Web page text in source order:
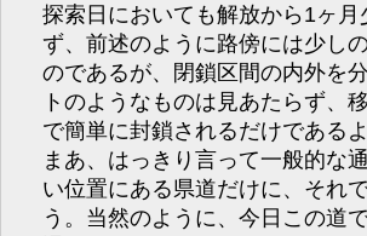
探索日においても解放から1ヶ
ず、前述のように路傍には少し
のであるが、閉鎖区間の内外を
トのようなものは見あたらず、
で簡単に封鎖されるだけであるよ
まあ、はっきり言って一般的な
い位置にある県道だけに、それ
う。当然のように、今日この道